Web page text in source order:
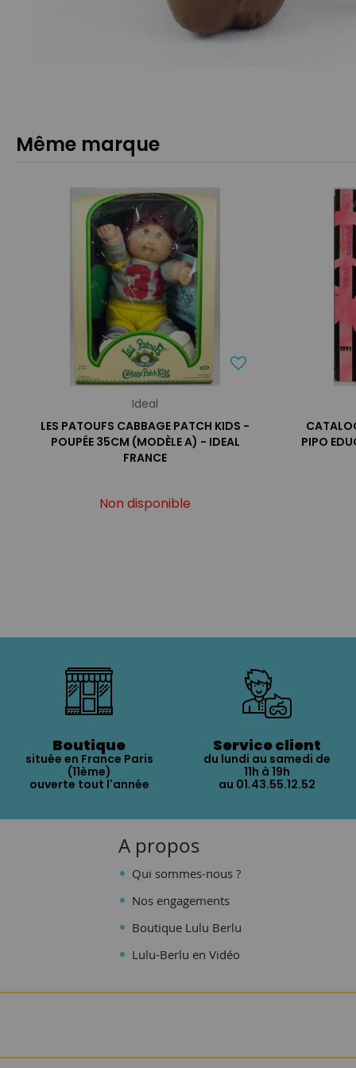
Même marque
Ideal
LES PATOUFS CABBAGE PATCH KIDS -
POUPÉE 35CM (MODÈLE A) - IDEAL
FRANCE
Non disponible
PIPO
Boutique
située en France Paris
(11ème)
ouverte tout l'année
Service client
du lundi au samedi de
11h à 19h
au 01.43.55.12.52
A propos
Qui sommes-nous ?
Nos engagements
Boutique Lulu Berlu
Lulu-Berlu en Vidéo